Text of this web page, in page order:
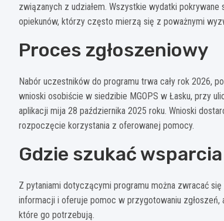
związanych z udziałem. Wszystkie wydatki
opiekunów, którzy często mierzą się z poważnymi
Proces zgłoszeniowy
Nabór uczestników do programu trwa cały rok 2026,
wnioski osobiście w siedzibie MGOPS w Łasku, przy
aplikacji mija 28 października 2025 roku. Wnioski
rozpoczęcie korzystania z oferowanej pomocy.
Gdzie szukać
Z pytaniami dotyczącymi programu można zwracać
informacji i oferuje pomoc w przygotowaniu
które go potrzebują.